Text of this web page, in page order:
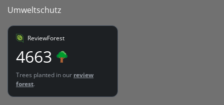
Umweltschutz
ReviewForest
4663
Trees planted in our review
forest.